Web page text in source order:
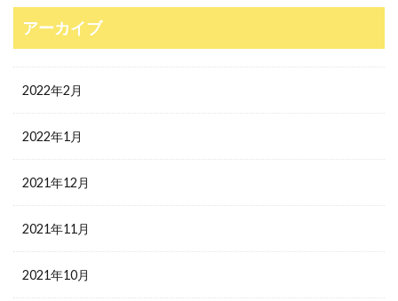
アーカイブ
2022年2月
2022年1月
2021年12月
2021年11月
2021年10月